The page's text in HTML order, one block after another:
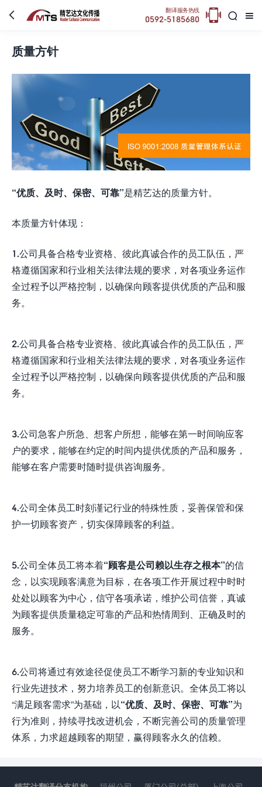
 

翻译服务热线
0592-5185680 
质量方针
“优质、及时、保密、可靠”是精艺达的质量方针。
本质量方针体现：
1.公司具备合格专业资格、彼此真诚合作的员工队伍，严
格遵循国家和行业相关法律法规的要求，对各项业务运作
全过程予以严格控制，以确保向顾客提供优质的产品和服
务。
2.公司具备合格专业资格、彼此真诚合作的员工队伍，严
格遵循国家和行业相关法律法规的要求，对各项业务运作
全过程予以严格控制，以确保向顾客提供优质的产品和服
务。
3.公司急客户所急、想客户所想，能够在第一时间响应客
户的要求，能够在约定的时间内提供优质的产品和服务，
能够在客户需要时随时提供咨询服务。
4.公司全体员工时刻谨记行业的特殊性质，妥善保管和保
护一切顾客资产，切实保障顾客的利益。
5.公司全体员工将本着“顾客是公司赖以生存之根本”的信
念，以实现顾客满意为目标，在各项工作开展过程中时时
处处以顾客为中心，信守各项承诺，维护公司信誉，真诚
为顾客提供质量稳定可靠的产品和热情周到、正确及时的
服务。
6.公司将通过有效途径促使员工不断学习新的专业知识和
行业先进技术，努力培养员工的创新意识。全体员工将以
“满足顾客需求”为基础，以“优质、及时、保密、可靠”为
行为准则，持续寻找改进机会，不断完善公司的质量管理
体系，力求超越顾客的期望，赢得顾客永久的信赖。